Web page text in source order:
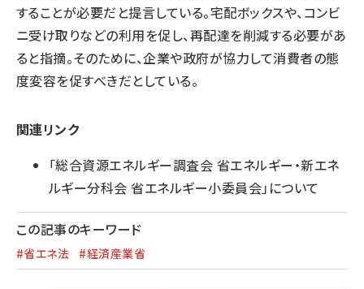
することが必要だと提言している。宅配ボックスや、コンビ
ニ受け取りなどの利用を促し、再配達を削減する必要があ
ると指摘。そのために、企業や政府が協力して消費者の態
度変容を促すべきだとしている。
関連リンク
「総合資源エネルギー調査会 省エネルギー・新エネ
ルギー分科会 省エネルギー小委員会」について
この記事のキーワード
#省エネ法 #経済産業省